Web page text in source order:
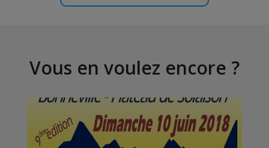
Vous en voulez encore ?